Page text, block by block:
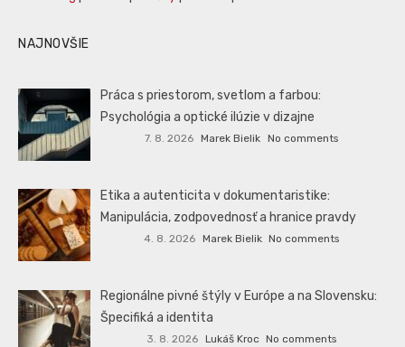
NAJNOVŠIE
Práca s priestorom, svetlom a farbou:
Psychológia a optické ilúzie v dizajne
7. 8. 2026 Marek Bielik No comments
Etika a autenticita v dokumentaristike:
Manipulácia, zodpovednosť a hranice pravdy
4. 8. 2026 Marek Bielik No comments
Regionálne pivné štýly v Európe a na Slovensku:
Špecifiká a identita
3. 8. 2026 Lukáš Kroc No comments